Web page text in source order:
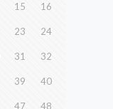
15 16
23 24
31 32
39 40
47 48